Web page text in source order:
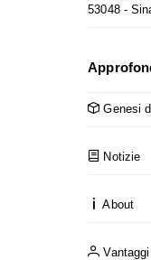
53048 -
Genesi
Notizie
About